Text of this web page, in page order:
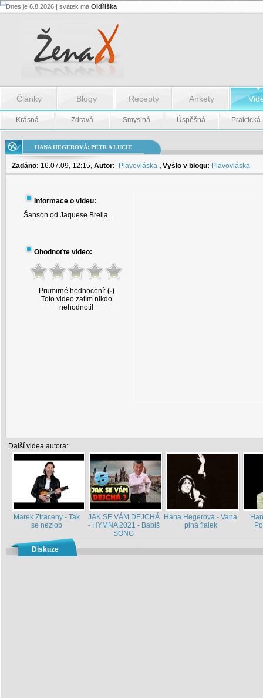
Hana
Petr
Dnes je 6.8.2026 | svátek má Oldřiška
Články Blogy Recepty Ankety
Krásná Zdravá Smyslná Úspěšná Praktická
HANA HEGEROVÁ: PETR A LUCIE
Zadáno: 16.07.09, 12:15, Autor: Plavovláska , Vyšlo v blogu: Plavovláska
Informace o videu:
Šansón od Jaquese Brella ..
Ohodnoťte video:
Prumirné hodnocení: (-)
Toto video zatím nikdo
nehodnotil
Další videa autora:
Marek Ztraceny - Tak
se nezlob
JAK SE VÁM DEJCHÁ
- HYMNA 2021 - Babiš
SONG
Hana Hegerová - Vana
plná fialek
Diskuze